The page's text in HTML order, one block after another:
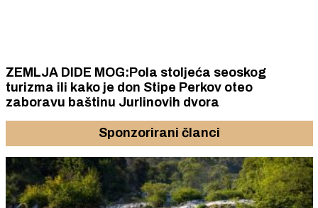
ZEMLJA DIDE MOG:Pola stoljeća seoskog
turizma ili kako je don Stipe Perkov oteo
zaboravu baštinu Jurlinovih dvora
Sponzorirani članci